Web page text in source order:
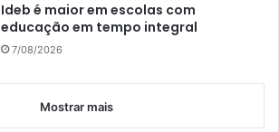
Ideb é maior em escolas com
educação em tempo integral
7/08/2026
Mostrar mais